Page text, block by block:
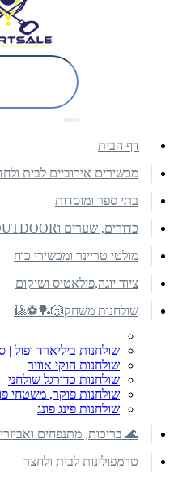
דף הבית
מכשירים אירוביים לבית
בתי ספר ומוסדות
כדורים, שערים וOUTDOOR
מולטי טריינר ומכשירי כוח
ציוד יוגה,פילאטיס ושיקום
שולחנות משחק🎲🏓⚽🎱
שולחנות ביליארד ופול |
שולחנות הוקי אוויר
שולחנות כדורגל שולחני
שולחנות פוקר, משטחי
שולחנות פינג פונג
🌊 בריכות, מתנפחים
טרמפולינות לבית ולחצר